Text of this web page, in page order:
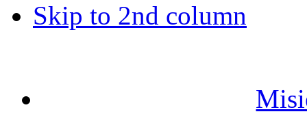
Skip to 2nd column